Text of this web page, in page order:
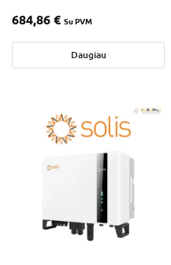
684,86€ Su PVM
Daugiau